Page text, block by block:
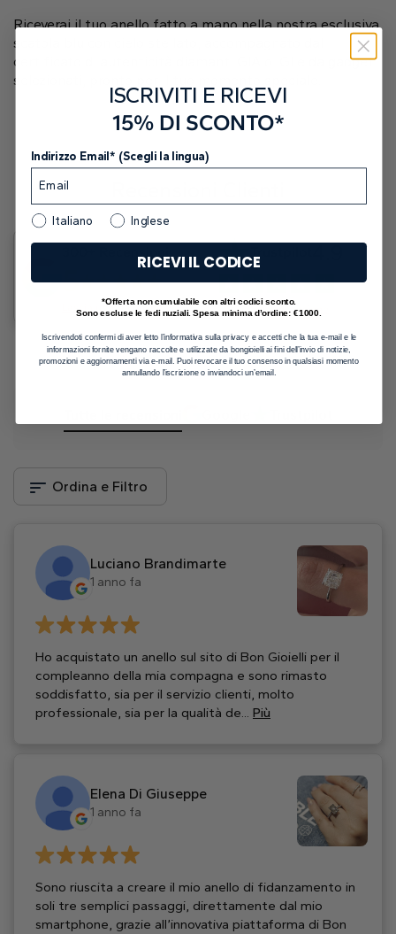
Riceverai il tuo anello fatto a mano nella nostra esclusiva
scatola blu con cielo stellato, accompagnato dal
certificato di autenticità diamanti GIA o IGI e da gadget
selezionati, pronto per il tuo momento speciale.
5
Lascia una recensione Lascia una recensione
Ordina e Filtro
Luciano Brandimarte
1 anno fa
Ho acquistato un anello sul sito di Bon Gioielli per il
compleanno della mia compagna e sono rimasto
soddisfatto, sia per il servizio clienti, molto
professionale, sia per la qualità de... Più
Elena Di Giuseppe
1 anno fa
Sono riuscita a creare il mio anello di fidanzamento in
soli tre semplici passaggi, direttamente dal mio
smartphone, grazie all’innovativa piattaforma di Bon
ISCRIVITI E RICEVI
15% DI SCONTO*
Indirizzo Email* (Scegli la lingua)
Italiano Inglese
RICEVI IL CODICE
*Offerta non cumulabile con altri codici sconto.
Sono escluse le fedi nuziali. Spesa minima d’ordine: €1000.
Iscrivendoti confermi di aver letto l’informativa sulla privacy e accetti che la tua e-mail e le
informazioni fornite vengano raccolte e utilizzate da bongioielli ai fini dell’invio di notizie,
promozioni e aggiornamenti via e-mail. Puoi revocare il tuo consenso in qualsiasi momento
annullando l’iscrizione o inviandoci un’email.